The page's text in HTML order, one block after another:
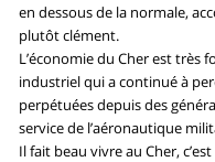
en dessous de la normale,
plutôt clément.
L’économie du Cher est très
industriel qui a continué à
perpétuées depuis des
service de l’aéronautique
Il fait beau vivre au Cher,